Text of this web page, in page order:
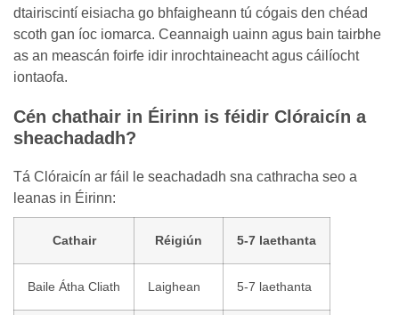
dtairiscintí eisiacha go bhfaigheann tú cógais den chéad
scoth gan íoc iomarca. Ceannaigh uainn agus bain tairbhe
as an meascán foirfe idir inrochtaineacht agus cáilíocht
iontaofa.
Cén chathair in Éirinn is féidir Clóraicín a
sheachadadh?
Tá Clóraicín ar fáil le seachadadh sna cathracha seo a
leanas in Éirinn:
Cathair Réigiún 5-7 laethanta
Baile Átha Cliath Laighean 5-7 laethanta